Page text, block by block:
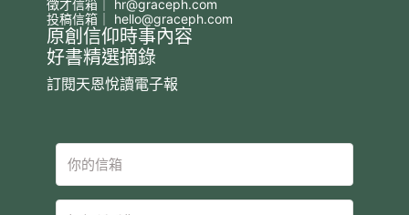
徵才信箱｜ hr@graceph.com
投稿信箱｜ hello@graceph.com
原創信仰時事內容
好書精選摘錄
訂閱天恩悅讀電子報